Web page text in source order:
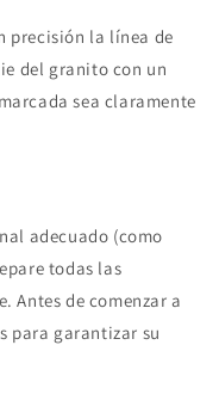
precisión la línea de
del granito con un
sea claramente
adecuado (como
todas las
Antes de comenzar a
para garantizar su